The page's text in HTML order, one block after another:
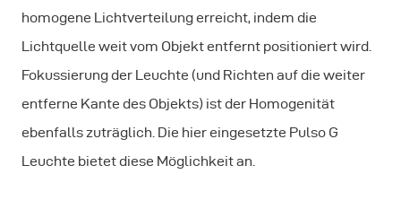
homogene Lichtverteilung erreicht, indem die
Lichtquelle weit vom Objekt entfernt positioniert wird.
Fokussierung der Leuchte (und Richten auf die weiter
entferne Kante des Objekts) ist der Homogenität
ebenfalls zuträglich. Die hier eingesetzte Pulso G
Leuchte bietet diese Möglichkeit an.